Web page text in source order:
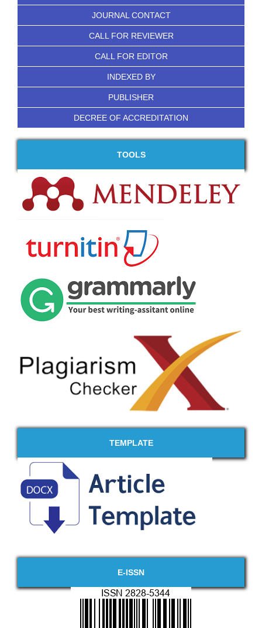
JOURNAL CONTACT
CALL FOR REVIEWER
CALL FOR EDITOR
INDEXED BY
PUBLISHER
DECREE OF ACCREDITATION
TOOLS
TEMPLATE
E-ISSN